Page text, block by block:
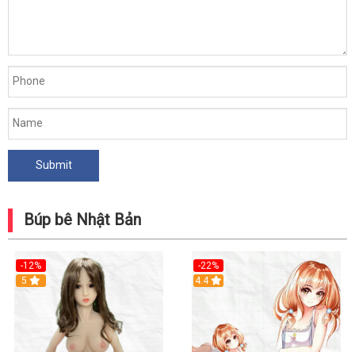
Búp bê Nhật Bản
-12%
5
-22%
Hot
4.4